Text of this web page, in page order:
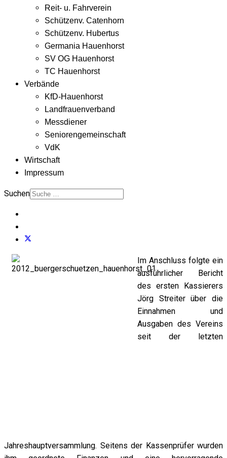
Reit- u. Fahrverein
Schützenv. Catenhorn
Schützenv. Hubertus
Germania Hauenhorst
SV OG Hauenhorst
TC Hauenhorst
Verbände
KfD-Hauenhorst
Landfrauenverband
Messdiener
Seniorengemeinschaft
VdK
Wirtschaft
Impressum
Suchen
Im Anschluss folgte ein
ausführlicher Bericht
des ersten Kassierers
Jörg Streiter über die
Einnahmen und
Ausgaben des Vereins
seit der letzten
Jahreshauptversammlung. Seitens der Kassenprüfer wurden